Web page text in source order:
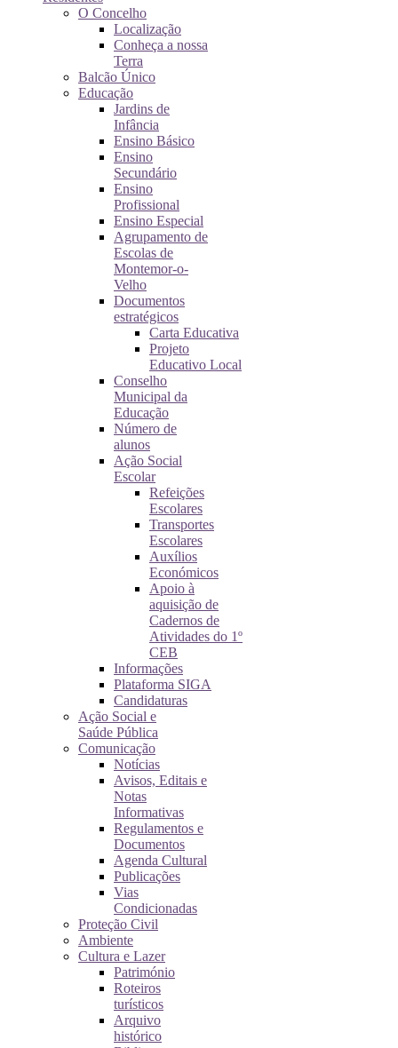
O Concelho
Localização
Conheça a nossa
Terra
Balcão Único
Educação
Jardins de
Infância
Ensino Básico
Ensino
Secundário
Ensino
Profissional
Ensino Especial
Agrupamento de
Escolas de
Montemor-o-
Velho
Documentos
estratégicos
Carta Educativa
Projeto
Educativo Local
Conselho
Municipal da
Educação
Número de
alunos
Ação Social
Escolar
Refeições
Escolares
Transportes
Escolares
Auxílios
Económicos
Apoio à
aquisição de
Cadernos de
Atividades do 1º
CEB
Informações
Plataforma SIGA
Candidaturas
Ação Social e
Saúde Pública
Comunicação
Notícias
Avisos, Editais e
Notas
Informativas
Regulamentos e
Documentos
Agenda Cultural
Publicações
Vias
Condicionadas
Proteção Civil
Ambiente
Cultura e Lazer
Património
Roteiros
turísticos
Arquivo
histórico